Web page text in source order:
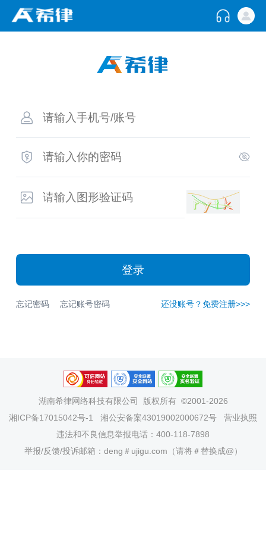
登录
忘记密码 忘记账号密码 还没账号？免费注册>>>
湖南希律网络科技有限公司
版权所有 ©2001-2026
湘ICP备17015042号-1
湘公安备案43019002000672号
营业执照
违法和不良信息举报电话：400-118-7898
举报/反馈/投诉邮箱：deng＃ujigu.com（请将＃替换成@）